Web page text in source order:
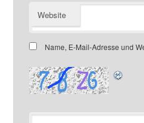
Website
Name, E-Mail-Adresse und